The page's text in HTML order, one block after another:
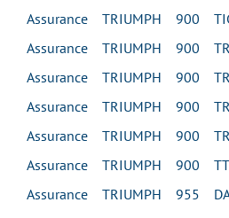
Assurance TRIUMPH 900
Assurance TRIUMPH 900
Assurance TRIUMPH 900
Assurance TRIUMPH 900
Assurance TRIUMPH 900
Assurance TRIUMPH 900 TT
Assurance TRIUMPH 955